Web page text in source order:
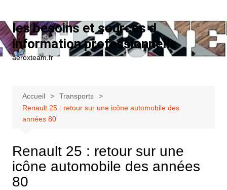
les besoins et sources d
information professionnelle
aeroxteam.fr
Accueil
Transports
Renault 25 : retour sur une icône automobile des
années 80
Renault 25 : retour sur une
icône automobile des années
80